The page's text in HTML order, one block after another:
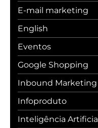
E-mail marketing
English
Eventos
Google Shopping
Inbound Marketing
Infoproduto
Inteligência Artificial